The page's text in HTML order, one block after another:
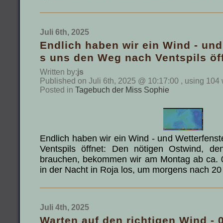
Juli 6th, 2025
Endlich haben wir ein Wind -
s uns den Weg nach Ventspils
Written by:js
Published on Juli 6th, 2025 @ 10:17:00 , using 104
Posted in Tagebuch der Miss Sophie
Endlich haben wir ein Wind - und
Ventspils öffnet: Den nötigen Ostwind,
brauchen, bekommen wir am Montag ab ca.
in der Nacht in Roja los, um morgens nach
Juli 4th, 2025
Warten auf den richtigen Wind -